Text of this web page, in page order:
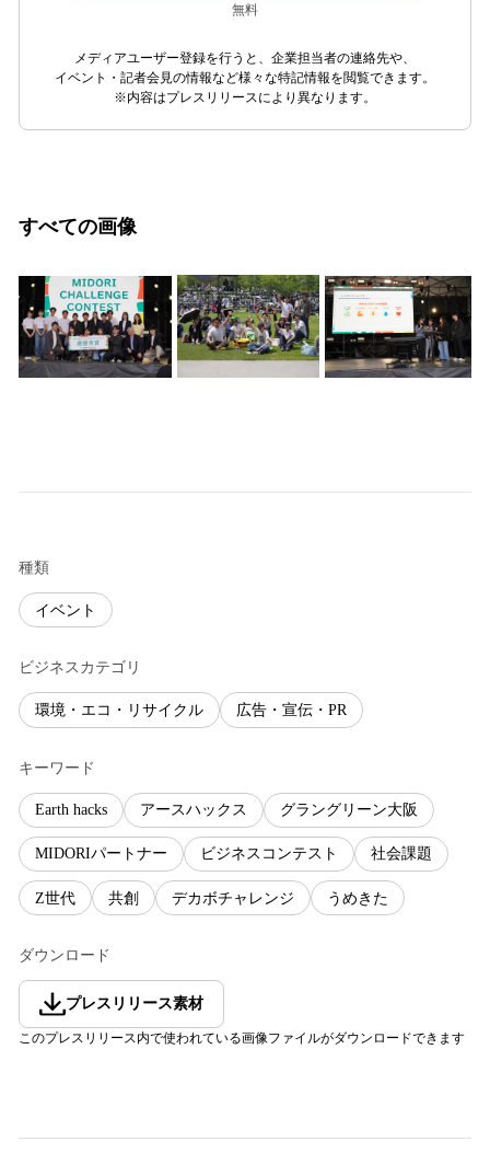
無料
メディアユーザー登録を行うと、企業担当者の連絡先や、
イベント・記者会見の情報など様々な特記情報を閲覧できます。
※内容はプレスリリースにより異なります。
すべての画像
種類
イベント
ビジネスカテゴリ
環境・エコ・リサイクル 広告・宣伝・PR
キーワード
Earth hacks アースハックス グラングリーン大阪
MIDORIパートナー ビジネスコンテスト 社会課題
Z世代 共創 デカボチャレンジ うめきた
ダウンロード
プレスリリース素材
このプレスリリース内で使われている画像ファイルがダウンロードできます